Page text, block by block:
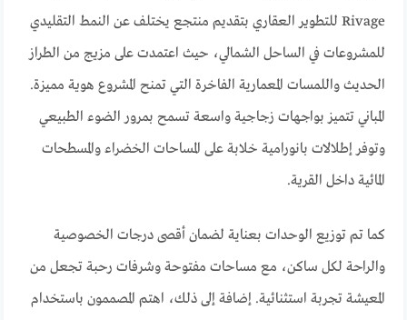
Rivage للتطوير العقاري بتقديم منتجع يختلف عن النمط التقليدي
للمشروعات في الساحل الشمالي، حيث اعتمدت على مزيج من الطراز
الحديث واللمسات المعمارية الفاخرة التي تمنح المشروع هوية مميزة.
المباني تتميز بواجهات زجاجية واسعة تسمح بمرور الضوء الطبيعي
وتوفر إطلالات بانورامية خلابة على المساحات الخضراء والمسطحات
المائية داخل القرية.
كما تم توزيع الوحدات بعناية لضمان أقصى درجات الخصوصية
والراحة لكل ساكن، مع مساحات مفتوحة وشرفات رحبة تجعل من
المعيشة تجربة استثنائية. إضافة إلى ذلك، اهتم المصممون باستخدام